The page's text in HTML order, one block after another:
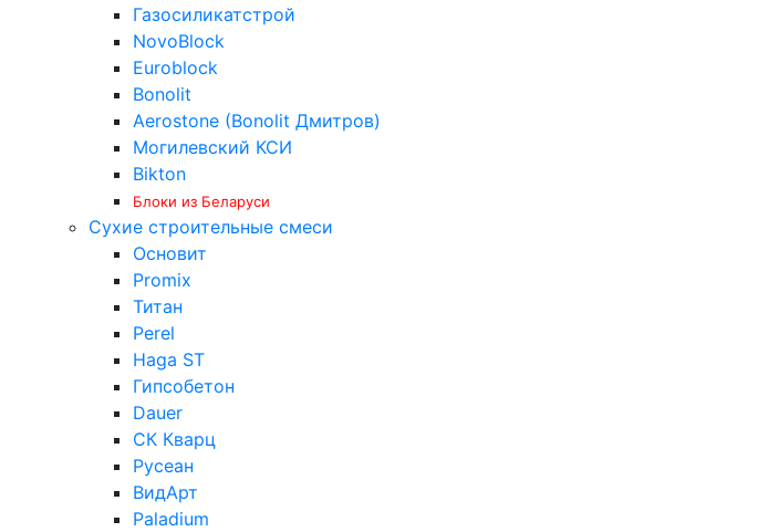
Газосиликатстрой
NovoBlock
Euroblock
Bonolit
Aerostone (Bonolit Дмитров)
Могилевский КСИ
Bikton
Блоки из Беларуси
Сухие строительные смеси
Основит
Promix
Титан
Perel
Haga ST
Гипсобетон
Dauer
СК Кварц
Русеан
ВидАрт
Paladium